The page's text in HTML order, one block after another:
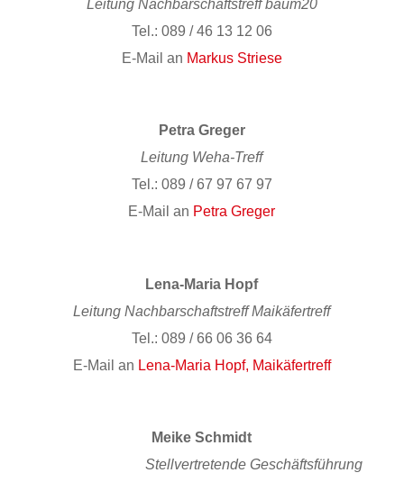
Leitung Nachbarschaftstreff baum20
Tel.: 089 / 46 13 12 06
E-Mail an Markus Striese
Petra Greger
Leitung Weha-Treff
Tel.: 089 / 67 97 67 97
E-Mail an Petra Greger
Lena-Maria Hopf
Leitung Nachbarschaftstreff Maikäfertreff
Tel.: 089 / 66 06 36 64
E-Mail an Lena-Maria Hopf, Maikäfertreff
Meike Schmidt
Stellvertretende Geschäftsführung